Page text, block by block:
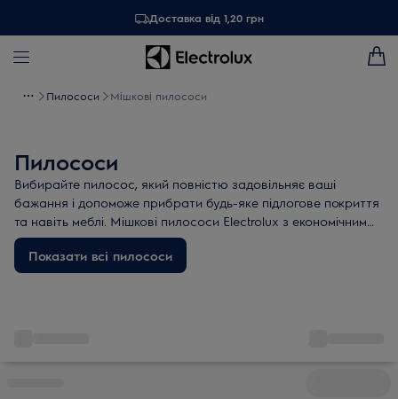
Доставка від 1,20 грн
Пилососи Мішкові пилососи
Пилососи
Вибирайте пилосос, який повністю задовільняє ваші
бажання і допоможе прибрати будь-яке підлогове покриття
та навіть меблі. Мішкові пилососи Electrolux з економічним
мотором, містким пилозбірником і змінними насадками
забезпечують чудову якість збирання пилу і високу
ефективність фільтрації повітря.
Показати всі пилососи